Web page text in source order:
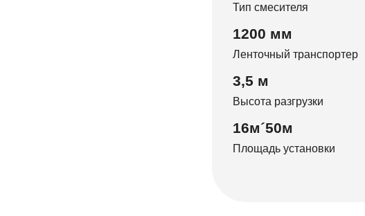
Тип смесителя
1200 мм
Ленточный транспортер
3,5 м
Высота разгрузки
16м´50м
Площадь установки